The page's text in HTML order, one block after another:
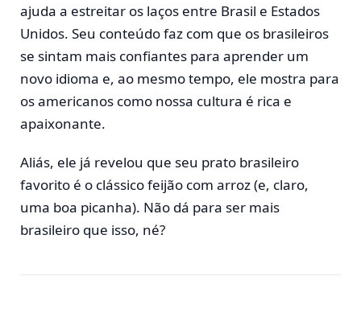
ajuda a estreitar os laços entre Brasil e Estados
Unidos. Seu conteúdo faz com que os brasileiros
se sintam mais confiantes para aprender um
novo idioma e, ao mesmo tempo, ele mostra para
os americanos como nossa cultura é rica e
apaixonante.
Aliás, ele já revelou que seu prato brasileiro
favorito é o clássico feijão com arroz (e, claro,
uma boa picanha). Não dá para ser mais
brasileiro que isso, né?